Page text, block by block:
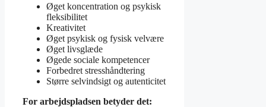
Øget koncentration og psykisk
fleksibilitet
Kreativitet
Øget psykisk og fysisk velvære
Øget livsglæde
Øgede sociale kompetencer
Forbedret stresshåndtering
Større selvindsigt og autenticitet
For arbejdspladsen betyder det: